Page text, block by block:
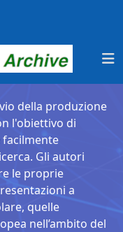
della produzione
l'obiettivo di
facilmente
Gli autori
le proprie
a
quelle
nell’ambito del